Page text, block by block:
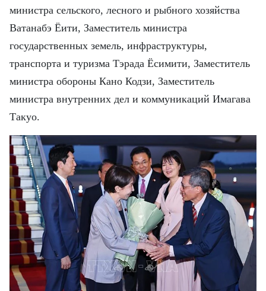
министра сельского, лесного и рыбного хозяйства
Ватанабэ Ёити, Заместитель министра
государственных земель, инфраструктуры,
транспорта и туризма Тэрада Ёсимити, Заместитель
министра обороны Кано Кодзи, Заместитель
министра внутренних дел и коммуникаций Имагава
Такуо.